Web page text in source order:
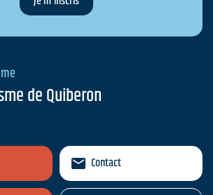
de Quiberon
Contact